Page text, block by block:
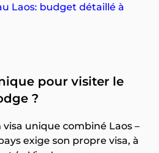
Laos: budget détaillé à
pour visiter le
?
unique combiné Laos –
exige son propre visa, à